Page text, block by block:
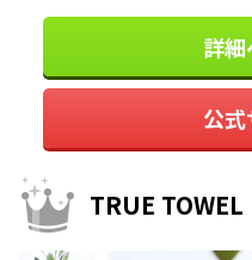
詳
公
TRUE TOWEL